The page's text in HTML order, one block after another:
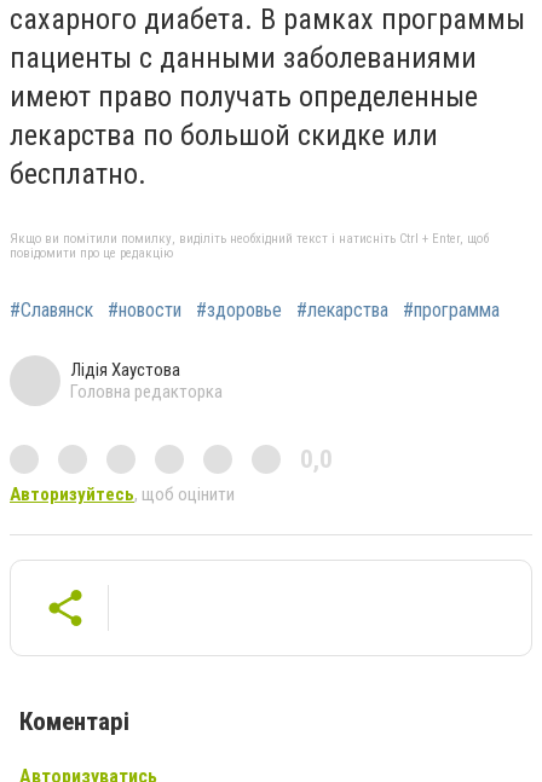
сахарного диабета. В рамках программы
пациенты с данными заболеваниями
имеют право получать определенные
лекарства по большой скидке или
бесплатно.
Якщо ви помітили помилку, виділіть необхідний текст і натисніть Ctrl + Enter, щоб
повідомити про це редакцію
#Славянск #новости #здоровье #лекарства #программа
Лідія Хаустова
Головна редакторка
0,0
Авторизуйтесь, щоб оцінити
Коментарі
Авторизуватись